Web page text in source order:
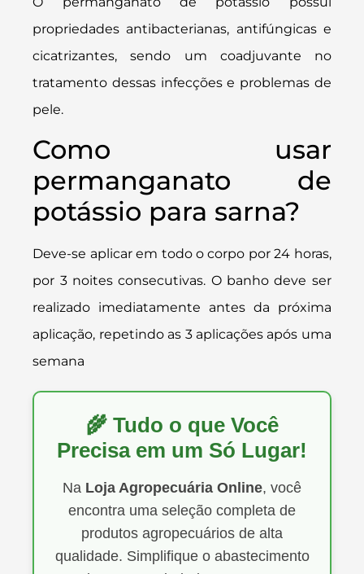
propriedades antibacterianas, antifúngicas e
cicatrizantes, sendo um coadjuvante no
tratamento dessas infecções e problemas de
pele.
Como usar
permanganato de
potássio para sarna?
Deve-se aplicar em todo o corpo por 24 horas,
por 3 noites consecutivas. O banho deve ser
realizado imediatamente antes da próxima
aplicação, repetindo as 3 aplicações após uma
semana
🌾 Tudo o que Você
Precisa em um Só Lugar!
Na Loja Agropecuária Online, você
encontra uma seleção completa de
produtos agropecuários de alta
qualidade. Simplifique o abastecimento